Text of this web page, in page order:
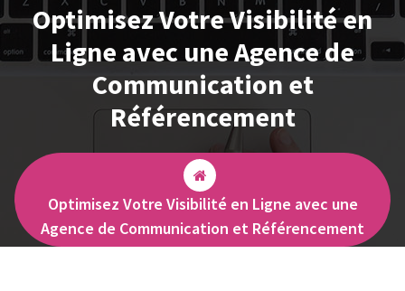
Optimisez Votre Visibilité en
Ligne avec une Agence de
Communication et
Référencement
Optimisez Votre Visibilité en Ligne avec une
Agence de Communication et Référencement